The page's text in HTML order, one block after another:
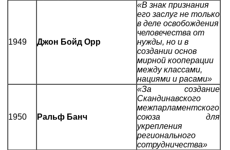
1949 Джон Бойд Орр
«В знак признания
его заслуг не только
в деле освобождения
человечества от
нужды, но и в
создании основ
мирной кооперации
между классами,
нациями и расами»
1950 Ральф Банч
«За создание
Скандинавского
межпарламентского
союза для
укрепления
регионального
сотрудничества»